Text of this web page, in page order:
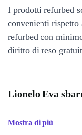
I prodotti refurbed
convenienti
refurbed con
diritto di reso
Lionelo Eva
Mostra di più